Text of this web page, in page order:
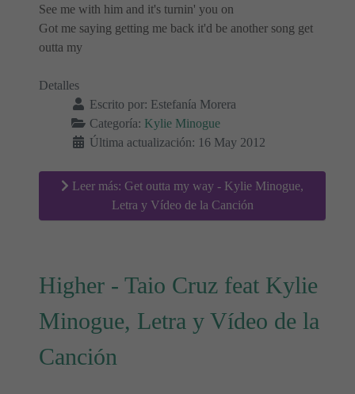
See me with him and it's turnin' you on
Got me saying getting me back it'd be another song get
outta my
Detalles
Escrito por: Estefanía Morera
Categoría: Kylie Minogue
Última actualización: 16 May 2012
Leer más: Get outta my way - Kylie Minogue,
Letra y Vídeo de la Canción
Higher - Taio Cruz feat Kylie
Minogue, Letra y Vídeo de la
Canción